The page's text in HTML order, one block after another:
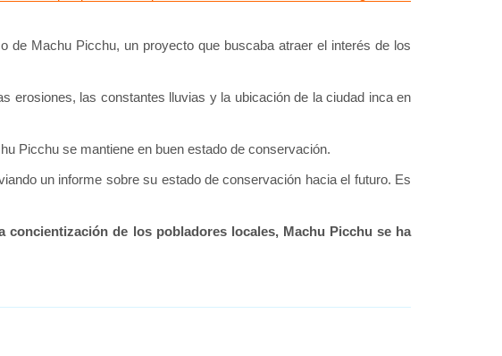
de Machu Picchu, un proyecto que buscaba atraer el interés de los
erosiones, las constantes lluvias y la ubicación de la ciudad inca en
Picchu se mantiene en buen estado de conservación.
un informe sobre su estado de conservación hacia el futuro. Es
de los pobladores locales, Machu Picchu se ha